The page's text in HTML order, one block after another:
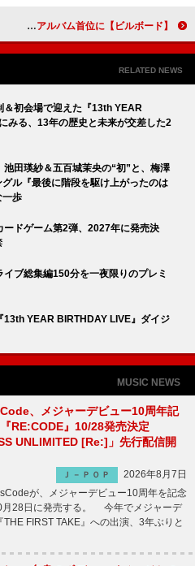
【ビルボード】BTS『ARIRANG』が通算7度目の総合アルバム首位に
RELATED NEWS
初会場で迎えた『13th YEAR
みる、13年の歴史と未来が交差した2
田瑛紗＆五百城茉央の“初”と、梅澤
ル『最後に階段を駆け上がったのは
一歩
ードゲーム第2弾、2027年に発売決
ブ総集編150分を一夜限りのプレミ
13th YEAR BIRTHDAY LIVE』ダイジ
MUSIC NEWS
、メジャーデビュー10周年記
RE:CODE』10/28発売決定
UNLIMITED [Re:]」先行配信開
Ｊ－ＰＯＰ
2026年8月7日
が、メジャーデビュー10周年を記念
月28日に発売する。 今年でメジャーデ
FIRST TAKE』への出演、3年ぶりと